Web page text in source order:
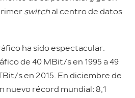
switchal centro de datos
ha sido espectacular.
de 40 MBit/s en 1995 a 49
s en 2015. En diciembre de
nuevo récord mundial: 8,1